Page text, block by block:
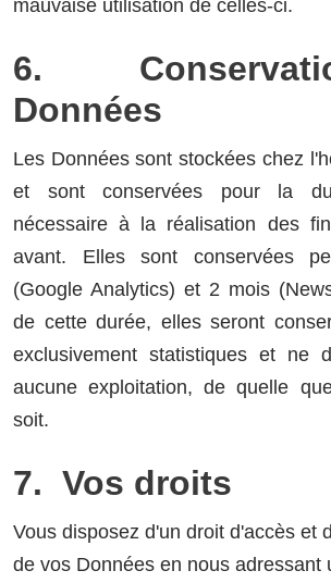
mauvaise utilisation de celles-ci.
6.
Données
Les Données sont stockées chez
et sont conservées pour la
nécessaire à la réalisation des
avant. Elles sont conservées
(Google Analytics) et 2 mois
de cette durée, elles seront
exclusivement statistiques et ne
aucune exploitation, de quelle
soit.
7. Vos droits
Vous disposez d'un droit d'accès et
de vos Données en nous adressant